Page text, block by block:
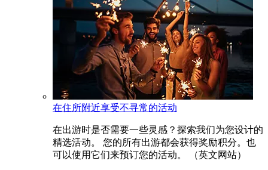
在住所附近享受不寻常的活动
在出游时是否需要一些灵感？探索我们为您设计的
精选活动。 您的所有出游都会获得奖励积分。也
可以使用它们来预订您的活动。 （英文网站）